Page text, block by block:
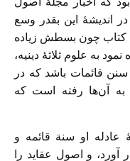
اندیشهٔ این بقدر وسع
کتاب چون بسطش زیاده
به علوم ثلاثهٔ دینیه،
قائمات باشد که در
آن‌ها رفته است که
عادله او سنة قائمه و
آورد، و اصول عقاید را